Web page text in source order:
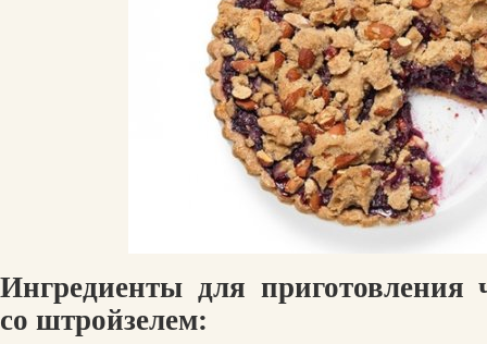
Ингредиенты для приготовления
со штройзелем: